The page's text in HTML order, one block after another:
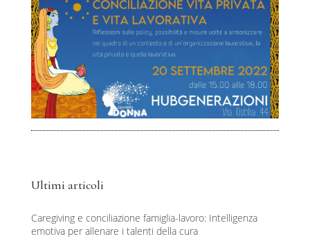
Ultimi articoli
Caregiving e conciliazione famiglia-lavoro: Intelligenza
emotiva per allenare i talenti della cura